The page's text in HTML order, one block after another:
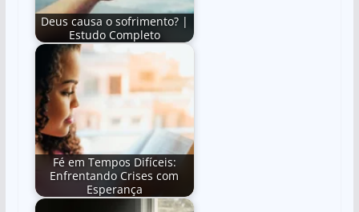
Deus causa o sofrimento? |
Estudo Completo
Fé em Tempos Difíceis:
Enfrentando Crises com
Esperança